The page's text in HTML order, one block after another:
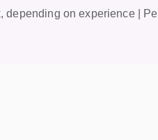
depending on experience |